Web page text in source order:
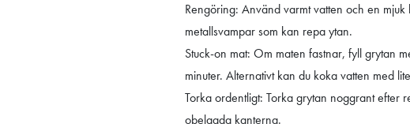
Rengöring: Använd varmt vatten och en
metallsvampar som kan repa ytan.
Stuck-on mat: Om maten fastnar, fyll grytan
minuter. Alternativt kan du koka vatten med
Torka ordentligt: Torka grytan noggrant efter
obelagda kanterna.